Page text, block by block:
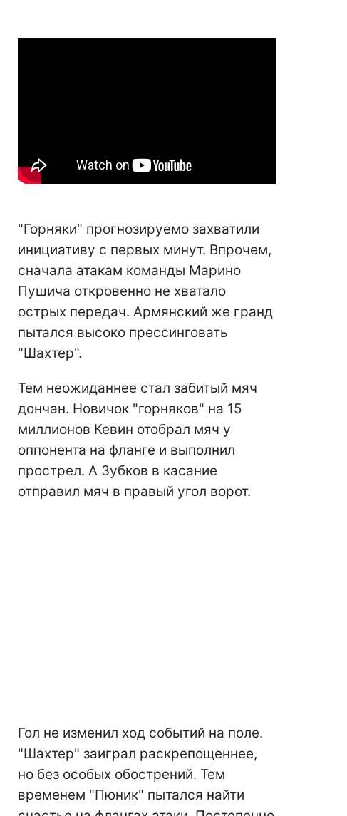
"Горняки" прогнозируемо захватили
инициативу с первых минут. Впрочем,
сначала атакам команды Марино
Пушича откровенно не хватало
острых передач. Армянский же гранд
пытался высоко прессинговать
"Шахтер".
Тем неожиданнее стал забитый мяч
дончан. Новичок "горняков" на 15
миллионов Кевин отобрал мяч у
оппонента на фланге и выполнил
прострел. А Зубков в касание
отправил мяч в правый угол ворот.
Гол не изменил ход событий на поле.
"Шахтер" заиграл раскрепощеннее,
но без особых обострений. Тем
временем "Пюник" пытался найти